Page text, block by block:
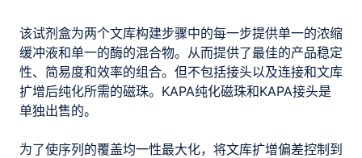
该试剂盒为两个文库构建步骤中的每一步提供单一的浓缩
缓冲液和单一的酶的混合物。从而提供了最佳的产品稳定
性、简易度和效率的组合。但不包括接头以及连接和文库
扩增后纯化所需的磁珠。KAPA纯化磁珠和KAPA接头是
单独出售的。
为了使序列的覆盖均一性最大化，将文库扩增偏差控制到